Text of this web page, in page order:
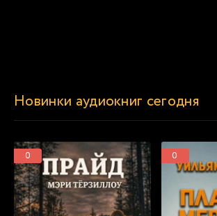
Новинки аудиокниг сегодня
0 0